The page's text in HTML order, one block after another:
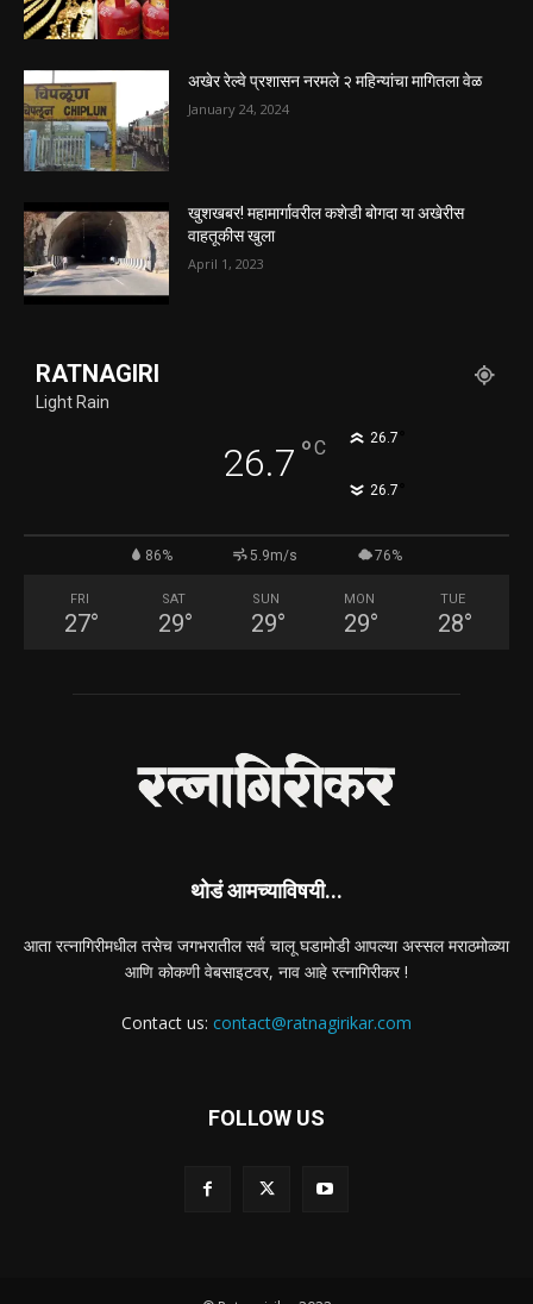
अखेर रेल्वे प्रशासन नरमले २ महिन्यांचा मागितला वेळ
January 24, 2024
खुशखबर! महामार्गावरील कशेडी बोगदा या अखेरीस
वाहतूकीस खुला
April 1, 2023
RATNAGIRI
Light Rain
26.7 °C 26.7
26.7
86% 5.9m/s 76%
FRI
27°
SAT
29°
SUN
29°
MON
29°
TUE
28°
थोडं आमच्याविषयी...
आता रत्नागिरीमधील तसेच जगभरातील सर्व चालू घडामोडी आपल्या अस्सल मराठमोळ्या
आणि कोकणी वेबसाइटवर, नाव आहे रत्नागिरीकर !
Contact us: contact@ratnagirikar.com
FOLLOW US